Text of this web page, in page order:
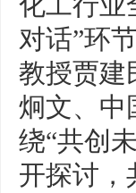
对话”环
教授贾建
炯文、中
绕“共创
开探讨，